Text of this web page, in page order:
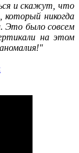
и скажут, что
никогда
Это было совсем
на этом